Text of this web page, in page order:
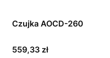
Czujka AOCD-260
Cena
559,33 zł